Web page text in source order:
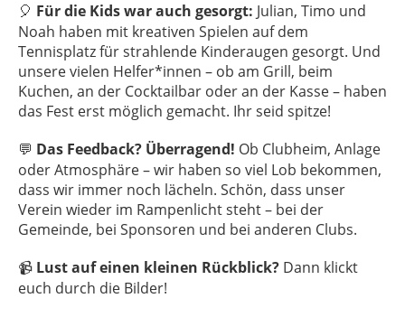
🎈 Für die Kids war auch gesorgt: Julian, Timo und
Noah haben mit kreativen Spielen auf dem
Tennisplatz für strahlende Kinderaugen gesorgt. Und
unsere vielen Helfer*innen – ob am Grill, beim
Kuchen, an der Cocktailbar oder an der Kasse – haben
das Fest erst möglich gemacht. Ihr seid spitze!
💬 Das Feedback? Überragend! Ob Clubheim, Anlage
oder Atmosphäre – wir haben so viel Lob bekommen,
dass wir immer noch lächeln. Schön, dass unser
Verein wieder im Rampenlicht steht – bei der
Gemeinde, bei Sponsoren und bei anderen Clubs.
📹 Lust auf einen kleinen Rückblick? Dann klickt
euch durch die Bilder!